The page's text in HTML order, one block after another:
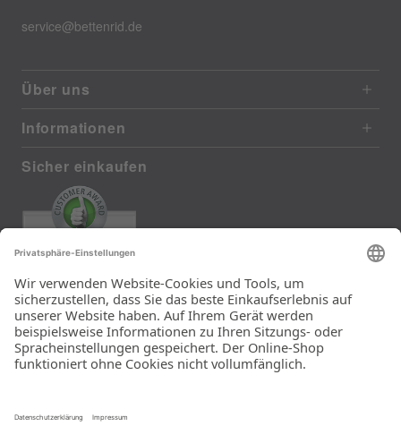
service@bettenrid.de
Über uns
Informationen
Sicher einkaufen
385 reviews from real customers
(last 12 months)
Total: 11283
Die Auswahl und die
Einfachheit der
Bestellung.